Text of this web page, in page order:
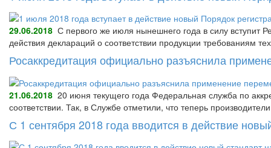
29.06.2018 С первого же июля нынешнего года в силу вступит
действия деклараций о соответствии продукции требованиям
Росаккредитация официально разъяснила
21.06.2018 20 июня текущего года Федеральная служба по
соответствии. Так, в Службе отметили, что теперь
С 1 сентября 2018 года вводится в действие